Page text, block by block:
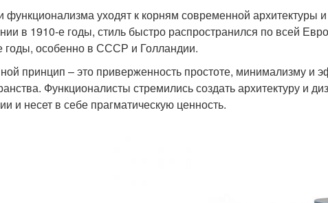
функционализма уходят к корням современной архитектуры
в 1910-е годы, стиль быстро распространился по всей
годы, особенно в СССР и Голландии.
принцип – это приверженность простоте, минимализму и
Функционалисты стремились создать архитектуру и
и несет в себе прагматическую ценность.